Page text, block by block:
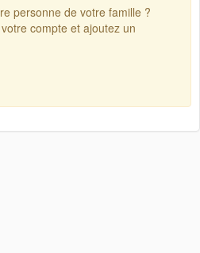
personne de votre famille ?
compte et ajoutez un